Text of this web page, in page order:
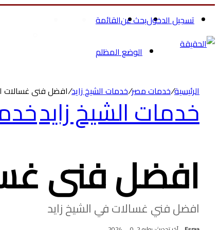
القائمةبحث عنتسجيل الدخول
الوضع المظلم
الرئيسية/خدمات مصر/خدمات الشيخ زايد/افضل فنى غسالاتخدمات الشيخ زايد
افضل فنى
افضل فني غسالات في الشيخ زايد